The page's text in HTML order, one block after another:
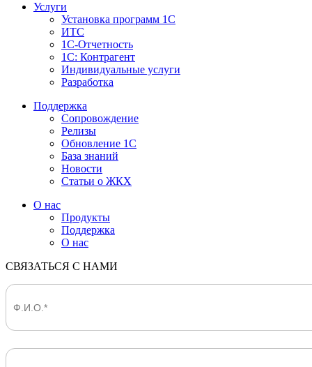
Услуги
Установка программ 1С
ИТС
1С-Отчетность
1С: Контрагент
Индивидуальные услуги
Разработка
Поддержка
Сопровождение
Релизы
Обновление 1С
База знаний
Новости
Статьи о ЖКХ
О нас
Продукты
Поддержка
О нас
СВЯЗАТЬСЯ С НАМИ